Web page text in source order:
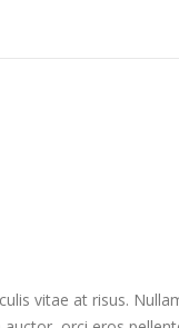
vitae at risus.